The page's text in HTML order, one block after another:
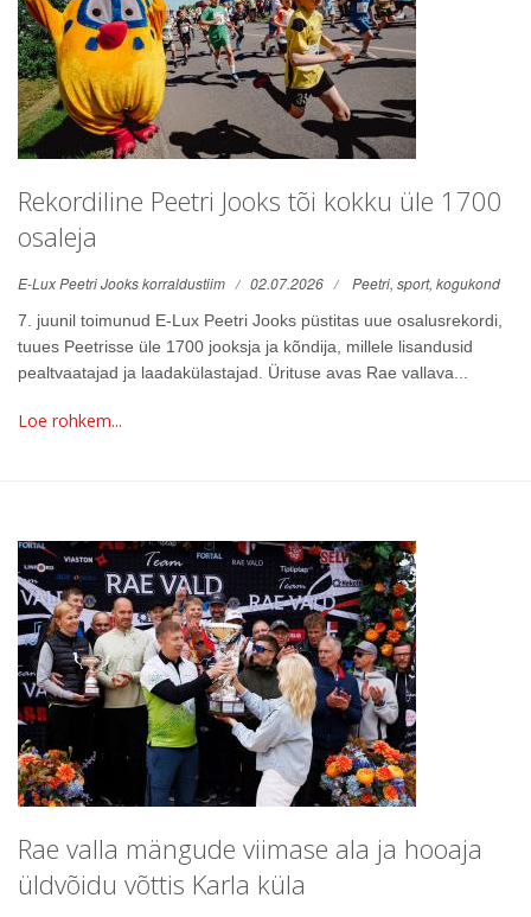
Rekordiline Peetri Jooks tõi kokku üle 1700
osaleja
E-Lux Peetri Jooks korraldustiim 02.07.2026 Peetri, sport, kogukond
7. juunil toimunud E-Lux Peetri Jooks püstitas uue osalusrekordi,
tuues Peetrisse üle 1700 jooksja ja kõndija, millele lisandusid
pealtvaatajad ja laadakülastajad. Ürituse avas Rae vallava...
Loe rohkem...
Rae valla mängude viimase ala ja hooaja
üldvõidu võttis Karla küla